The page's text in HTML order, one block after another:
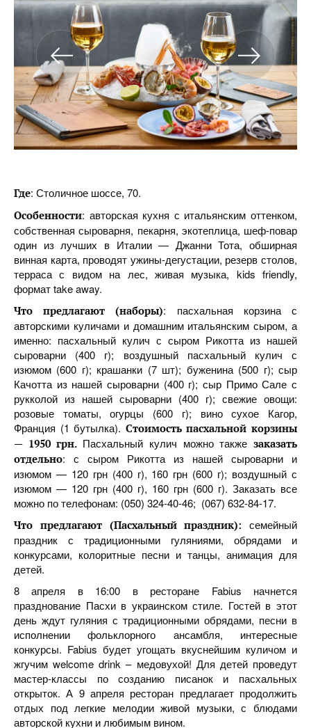
Где: Столичное шоссе, 70.
Особенности: авторская кухня с итальянским оттенком,
собственная сыроварня, пекарня, экотеплица, шеф-повар
один из лучших в Италии — Джанни Тота, обширная
винная карта, проводят ужины-дегустации, резерв столов,
терраса с видом на лес, живая музыка, kids friendly,
формат take away.
Что предлагают (наборы): пасхальная корзина с
авторскими куличами и домашним итальянским сыром, а
именно: пасхальный кулич с сыром Рикотта из нашей
сыроварни (400 г); воздушный пасхальный кулич с
изюмом (600 г); крашанки (7 шт); буженина (500 г); сыр
Качотта из нашей сыроварни (400 г); сыр Примо Сале с
рукколой из нашей сыроварни (400 г); свежие овощи:
розовые томаты, огурцы (600 г); вино сухое Кагор,
Франция (1 бутылка). Стоимость пасхальной корзины
— 1950 грн. Пасхальный кулич можно такжезаказать
отдельно: с сыром Рикотта из нашей сыроварни и
изюмом — 120 грн (400 г), 160 грн (600 г); воздушный с
изюмом — 120 грн (400 г), 160 грн (600 г). Заказать все
можно по телефонам: (050) 324-40-46; ‎‎‎‎‎‎‎‎‎‎‎‎ (067) 632-84-17.
Что предлагают (Пасхальный праздник): семейный
праздник с традиционными гуляниями, обрядами и
конкурсами, колоритные песни и танцы, анимация для
детей.
8 апреля в 16:00 в ресторане Fabius начнется
празднование Пасхи в украинском стиле. Гостей в этот
день ждут гуляния с традиционными обрядами, песни в
исполнении фольклорного ансамбля, интересные
конкурсы. Fabius будет угощать вкуснейшим куличом и
жгучим welcome drink – медовухой! Для детей проведут
мастер-классы по созданию писанок и пасхальных
открыток. А 9 апреля ресторан предлагает продолжить
отдых под легкие мелодии живой музыки, с блюдами
авторской кухни и любимым вином.